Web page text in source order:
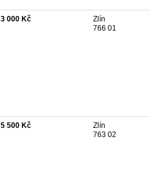
3 000 Kč
Zlín
766 01
5 500 Kč
Zlín
763 02